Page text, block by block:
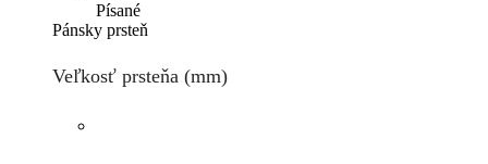
Písané
Pánsky prsteň
Veľkosť prsteňa (mm)